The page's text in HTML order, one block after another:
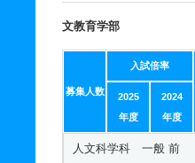
文教育学部
募集人数
入試倍率
2025
年度
2024
年度
人文科学科 一般 前